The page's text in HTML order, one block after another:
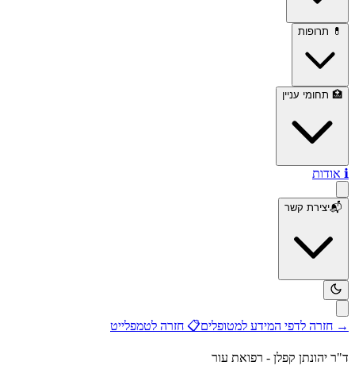
💊 תרופות
🏥 תחומי עניין
ℹ️ אודות
📬יצירת קשר
→ חזרה לדפי המידע למטופלים📋 חזרה לטמפלייט
ד"ר יהונתן קפלן - רפואת עור